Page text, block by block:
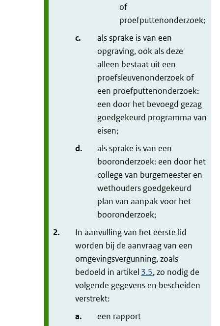
of
proefputtenonderzoek;
c.
als sprake is van een
opgraving, ook als deze
alleen bestaat uit een
proefsleuvenonderzoek of
een proefputtenonderzoek:
een door het bevoegd gezag
goedgekeurd programma van
eisen;
d.
als sprake is van een
booronderzoek: een door het
college van burgemeester en
wethouders goedgekeurd
plan van aanpak voor het
booronderzoek;
2.
In aanvulling van het eerste lid
worden bij de aanvraag van een
omgevingsvergunning, zoals
bedoeld in artikel 3.5, zo nodig de
volgende gegevens en bescheiden
verstrekt:
a.
een rapport